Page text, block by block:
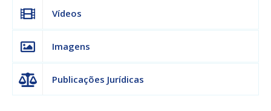
Vídeos
Imagens
Publicações Jurídicas